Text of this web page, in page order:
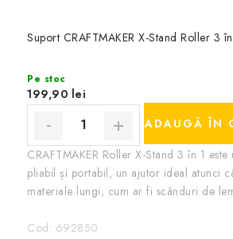
Suport CRAFTMAKER X-Stand Roller 3 în
Pe stoc
199,90 lei
ADAUGĂ ÎN
CRAFTMAKER Roller X-Stand 3 în 1
pliabil și portabil, un ajutor ideal atunci
materiale lungi, cum ar fi scânduri de
Cod: 692850